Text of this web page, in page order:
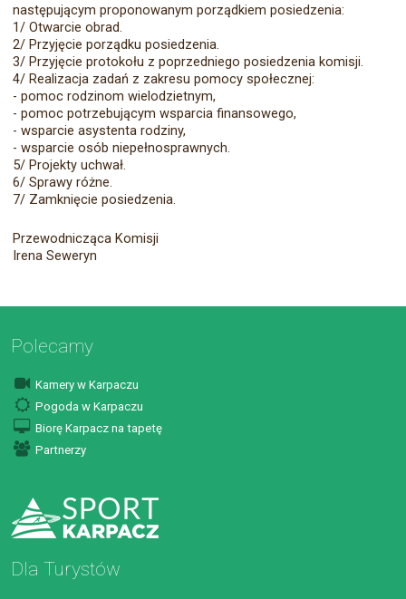
następującym proponowanym porządkiem posiedzenia:
1/ Otwarcie obrad.
2/ Przyjęcie porządku posiedzenia.
3/ Przyjęcie protokołu z poprzedniego posiedzenia komisji.
4/ Realizacja zadań z zakresu pomocy społecznej:
- pomoc rodzinom wielodzietnym,
- pomoc potrzebującym wsparcia finansowego,
- wsparcie asystenta rodziny,
- wsparcie osób niepełnosprawnych.
5/ Projekty uchwał.
6/ Sprawy różne.
7/ Zamknięcie posiedzenia.
Przewodnicząca Komisji
Irena Seweryn
Polecamy
Kamery w Karpaczu
Pogoda w Karpaczu
Biorę Karpacz na tapetę
Partnerzy
Dla Turystów